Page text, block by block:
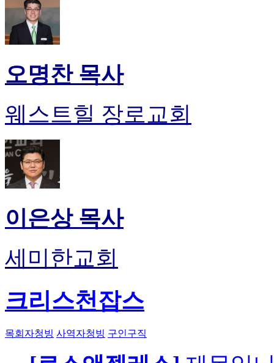
오명찬 목사
웨스트힐 장로교회
이은상 목사
세미한교회
크리스천잡스
목회자청빙 사역자청빙 구인구직